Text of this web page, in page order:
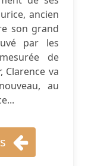
ancien
son grand
par les
de
Clarence va
au